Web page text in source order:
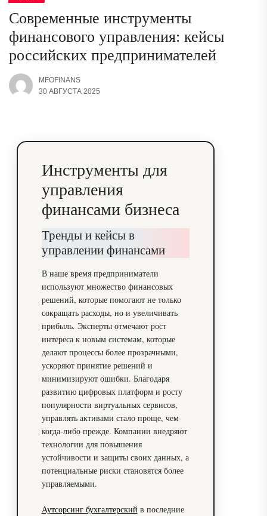
Современные инструменты
финансового управления: кейсы
российских предпринимателей
MFOFINANS
30 АВГУСТА 2025
Инструменты для
управления
финансами бизнеса
Тренды и кейсы в
управлении финансами
В наше время предприниматели
используют множество финансовых
решений, которые помогают не только
сокращать расходы, но и увеличивать
прибыль. Эксперты отмечают рост
интереса к новым системам, которые
делают процессы более прозрачными,
ускоряют принятие решений и
минимизируют ошибки. Благодаря
развитию цифровых платформ и росту
популярности виртуальных сервисов,
управлять активами стало проще, чем
когда-либо прежде. Компании внедряют
технологии для повышения
устойчивости и защиты своих данных, а
потенциальные риски становятся более
управляемыми.
Аутсорсинг бухгалтерский в последние